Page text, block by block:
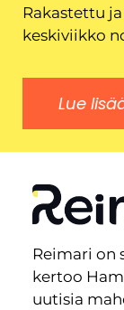
Rakastettu
keskiviikko
Lue
Reimari on
kertoo
uutisia